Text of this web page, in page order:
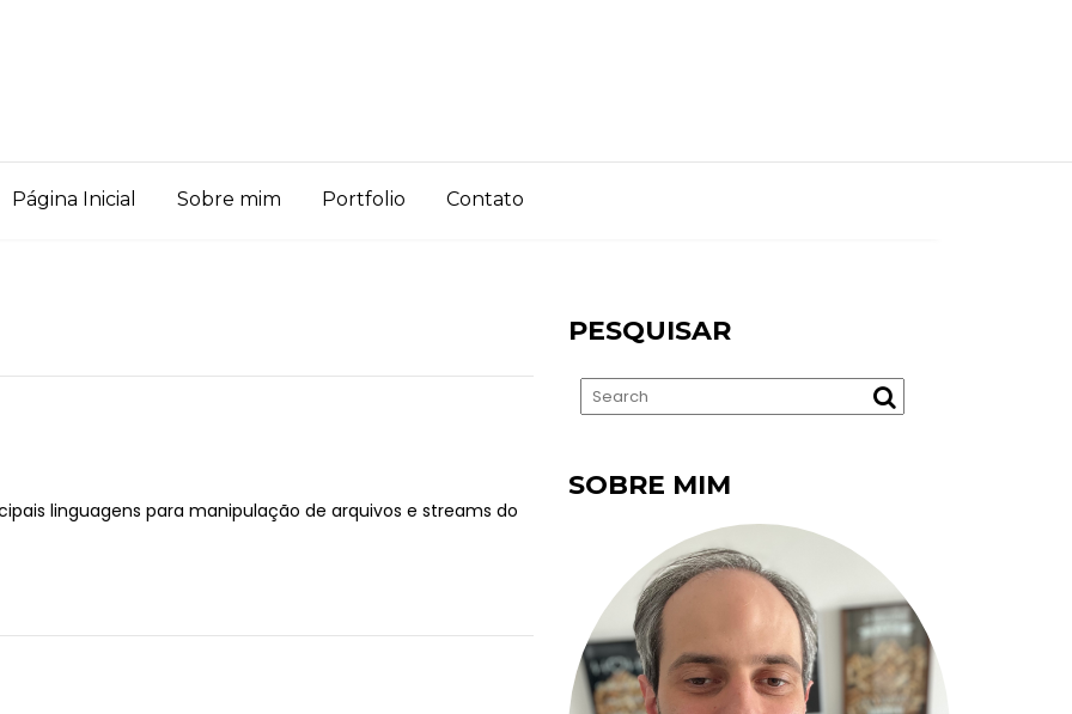
Página Inicial Sobre mim Portfolio Contato
linguagens para manipulação de arquivos e streams do
PESQUISAR
SOBRE MIM